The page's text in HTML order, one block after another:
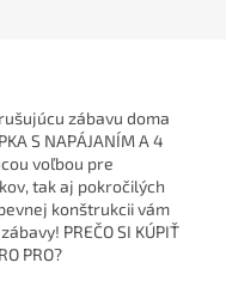
zábavu doma
S NAPÁJANÍM A 4
voľbou pre
tak aj pokročilých
konštrukcii vám
PREČO SI KÚPIŤ
PRO?